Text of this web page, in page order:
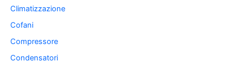
Climatizzazione
Cofani
Compressore
Condensatori